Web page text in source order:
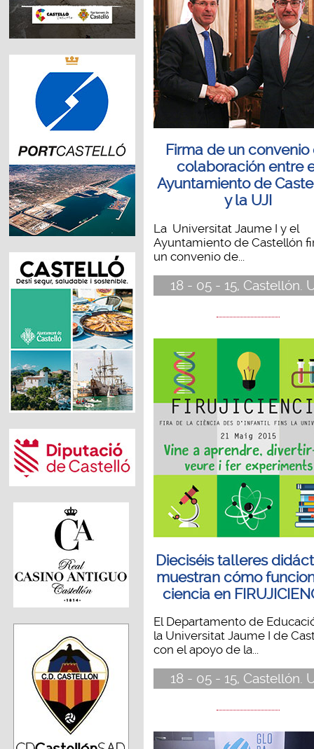
Firma de un convenio
colaboración entre
Ayuntamiento de
y la UJI
La Universitat Jaume I y el
Ayuntamiento de Castellón
un convenio de...
18 - 05 - 15, Castellón.
Dieciséis talleres
muestran cómo
ciencia en
El Departamento de
la Universitat Jaume I de
con el apoyo de la...
18 - 05 - 15, Castellón.